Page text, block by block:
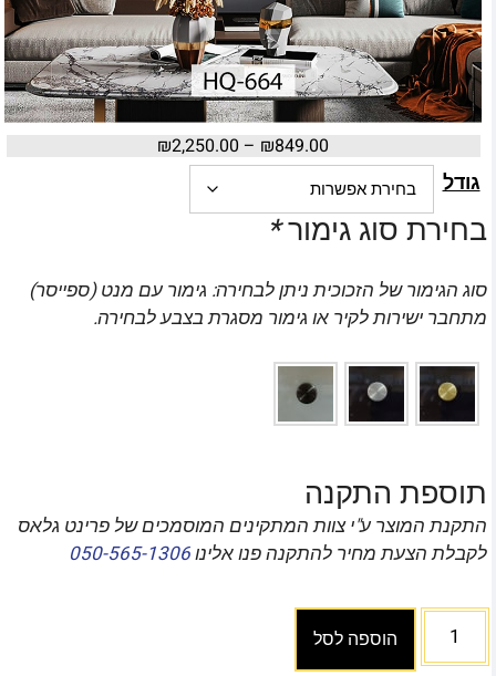
₪849.00
–
₪2,250.00
גודל
בחירת סוג גימור*
סוג הגימור של הזכוכית ניתן לבחירה: גימור עם מנט (ספייסר)
מתחבר ישירות לקיר או גימור מסגרת בצבע לבחירה.
תוספת התקנה
התקנת המוצר ע"י צוות המתקינים המוסמכים של פרינט גלאס
לקבלת הצעת מחיר להתקנה פנו אלינו050-565-1306
הוספה לסל